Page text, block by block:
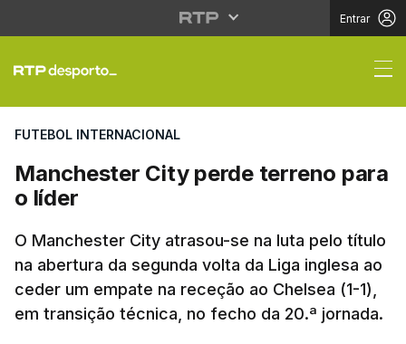
Entrar
Manchester City
FUTEBOL INTERNACIONAL
Manchester City perde terreno para
o líder
O Manchester City atrasou-se na luta pelo título
na abertura da segunda volta da Liga inglesa ao
ceder um empate na receção ao Chelsea (1-1),
em transição técnica, no fecho da 20.ª jornada.